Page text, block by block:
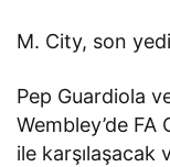
M. City, son
Pep Guardiola
Wembley’de
ile karşılaşacak